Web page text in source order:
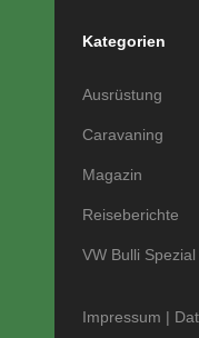
Kategorien
Ausrüstung
Caravaning
Magazin
Reiseberichte
VW Bulli Spezial
Impressum |